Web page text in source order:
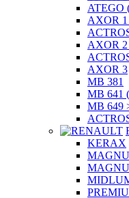
ATEGO
AXOR 1
AXOR 2
AXOR 3
MB 381
MB 641
MB 649
KERAX